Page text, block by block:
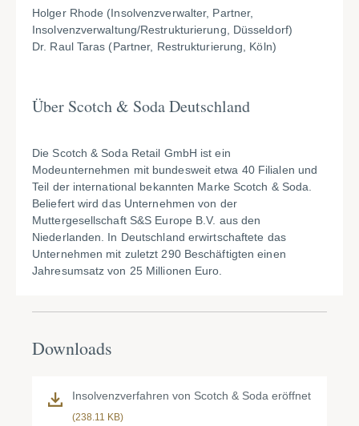
Holger Rhode (Insolvenzverwalter, Partner,
Insolvenzverwaltung/Restrukturierung, Düsseldorf)
Dr. Raul Taras (Partner, Restrukturierung, Köln)
Über Scotch & Soda Deutschland
Die Scotch & Soda Retail GmbH ist ein
Modeunternehmen mit bundesweit etwa 40 Filialen und
Teil der international bekannten Marke Scotch & Soda.
Beliefert wird das Unternehmen von der
Muttergesellschaft S&S Europe B.V. aus den
Niederlanden. In Deutschland erwirtschaftete das
Unternehmen mit zuletzt 290 Beschäftigten einen
Jahresumsatz von 25 Millionen Euro.
Downloads
Insolvenzverfahren von Scotch & Soda eröffnet
(238.11 KB)